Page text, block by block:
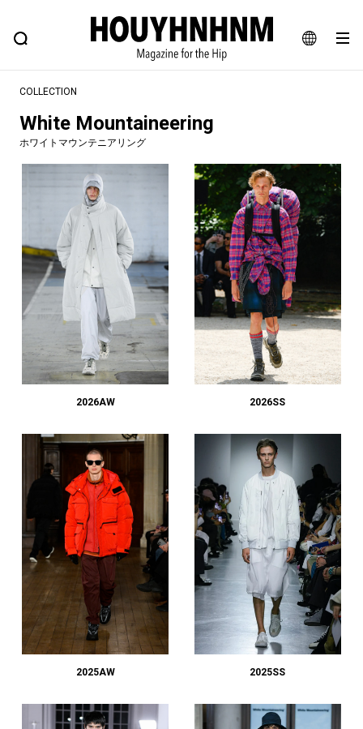
JA
FEATURE BLOG SNAP
ヒップなファッション、カルチャー、ライフスタイルWEBマガジン
#SHOPPING ADDICT #憧れの逸品
#ESSENTIAL DESIGNS #古着サミット
#NEW VINTAGE #マイナーグッド図鑑
#路地裏てぃーん。 #MONTHLY JOURNAL
#GH 銘品の所以 #フイナムのYouTube
#Commune H #FOCUS IT #AH.H
#ととけん #FASHION #MUSIC #MOVIE
#LIFESTYLE #SNEAKER #OUTDOOR
COLLECTION
White Mountaineering
ホワイトマウンテニアリング
2026AW 2026SS
2025AW 2025SS